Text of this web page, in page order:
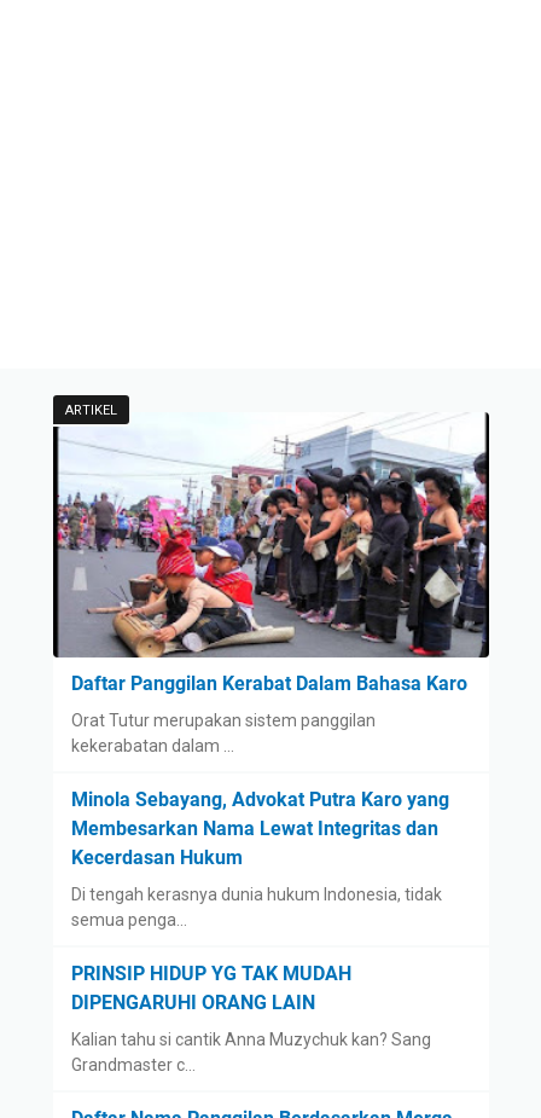
ARTIKEL
Daftar Panggilan Kerabat Dalam Bahasa Karo
Orat Tutur merupakan sistem panggilan
kekerabatan dalam …
Minola Sebayang, Advokat Putra Karo yang
Membesarkan Nama Lewat Integritas dan
Kecerdasan Hukum
Di tengah kerasnya dunia hukum Indonesia, tidak
semua penga…
PRINSIP HIDUP YG TAK MUDAH
DIPENGARUHI ORANG LAIN
Kalian tahu si cantik Anna Muzychuk kan? Sang
Grandmaster c…